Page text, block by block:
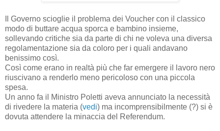
Il Governo scioglie il problema dei Voucher con il classico
modo di buttare acqua sporca e bambino insieme,
sollevando critiche sia da parte di chi ne voleva una diversa
regolamentazione sia da coloro per i quali andavano
benissimo così.
Così come erano in realtà più che far emergere il lavoro nero
riuscivano a renderlo meno pericoloso con una piccola
spesa.
Un anno fa il Ministro Poletti aveva annunciato la necessità
di rivedere la materia (vedi) ma incomprensibilmente (?) si è
dovuta attendere la minaccia del Referendum.